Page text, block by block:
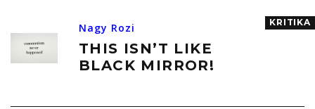
Nagy Rozi
THIS ISN’T LIKE
BLACK MIRROR!
KRITIKA